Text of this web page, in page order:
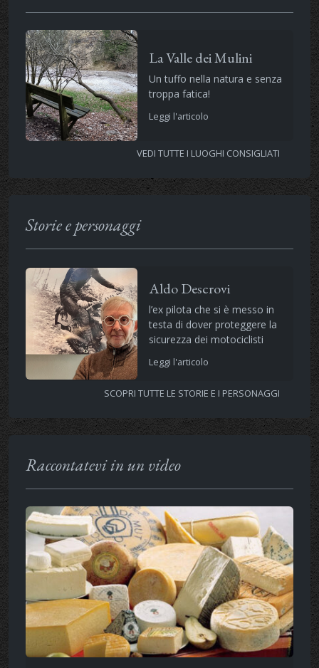
La Valle dei Mulini
Un tuffo nella natura e senza
troppa fatica!
Leggi l'articolo
VEDI TUTTE I LUOGHI CONSIGLIATI
Storie e personaggi
Aldo Descrovi
l’ex pilota che si è messo in
testa di dover proteggere la
sicurezza dei motociclisti
Leggi l'articolo
SCOPRI TUTTE LE STORIE E I PERSONAGGI
Raccontatevi in un video